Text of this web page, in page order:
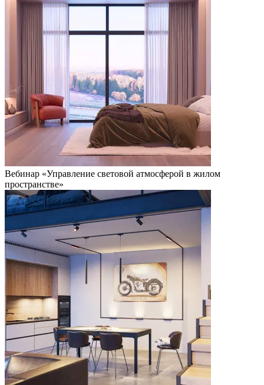
Вебинар «Управление световой атмосферой в жилом
пространстве»